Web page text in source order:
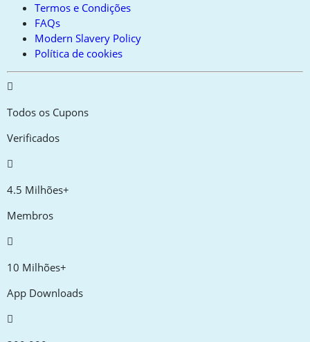
Termos e Condições
FAQs
Modern Slavery Policy
Política de cookies
Todos os Cupons
Verificados
4.5 Milhões+
Membros
10 Milhões+
App Downloads